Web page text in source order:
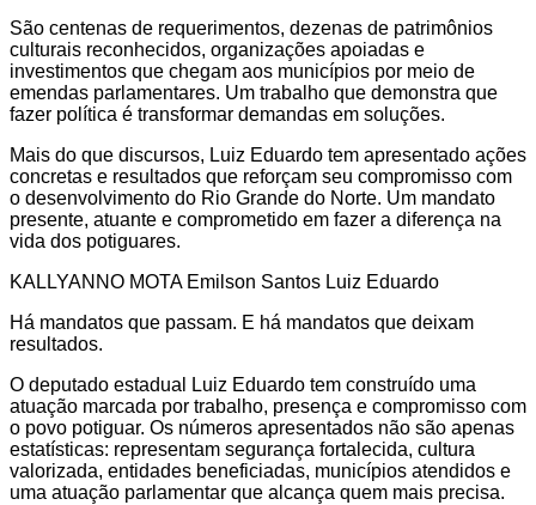
São centenas de requerimentos, dezenas de patrimônios
culturais reconhecidos, organizações apoiadas e
investimentos que chegam aos municípios por meio de
emendas parlamentares. Um trabalho que demonstra que
fazer política é transformar demandas em soluções.
Mais do que discursos, Luiz Eduardo tem apresentado ações
concretas e resultados que reforçam seu compromisso com
o desenvolvimento do Rio Grande do Norte. Um mandato
presente, atuante e comprometido em fazer a diferença na
vida dos potiguares.
KALLYANNO MOTA Emilson Santos Luiz Eduardo
Há mandatos que passam. E há mandatos que deixam
resultados.
O deputado estadual Luiz Eduardo tem construído uma
atuação marcada por trabalho, presença e compromisso com
o povo potiguar. Os números apresentados não são apenas
estatísticas: representam segurança fortalecida, cultura
valorizada, entidades beneficiadas, municípios atendidos e
uma atuação parlamentar que alcança quem mais precisa.